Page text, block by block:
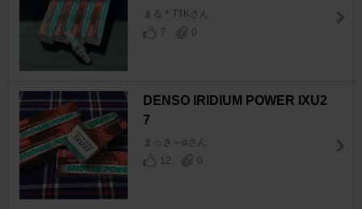
まる＊TTKさん
7
0
DENSO IRIDIUM POWER IXU2
7
まっき～αさん
12
0